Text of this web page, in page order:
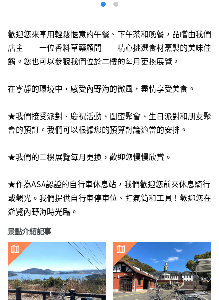
歡迎您來享用輕鬆愜意的午餐、下午茶和晚餐，品嚐由我們
店主——一位香料草藥顧問——精心挑選食材烹製的美味佳
餚。您也可以參觀我們位於二樓的每月更換展覽。
在寧靜的環境中，感受內野海的微風，盡情享受美食。
★我們接受派對、慶祝活動、閨蜜聚會、生日派對和朋友聚
會的預訂。我們可以根據您的預算討論適當的安排。
★我們的二樓展覽每月更換，歡迎您慢慢欣賞。
★作為ASA認證的自行車休息站，我們歡迎您前來休息騎行
或觀光。我們提供自行車停車位、打氣筒和工具！歡迎您在
遊覽內野海時光臨。
景點介紹記事